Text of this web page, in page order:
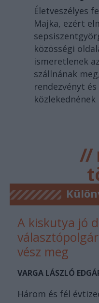
Életveszélyes
Majka, ezért
közösségi
ismeretlenek
szállnának
rendezvényt
közlekednének
//
A kiskutya jó
vész meg
VARGA LÁSZLÓ
Három és fél